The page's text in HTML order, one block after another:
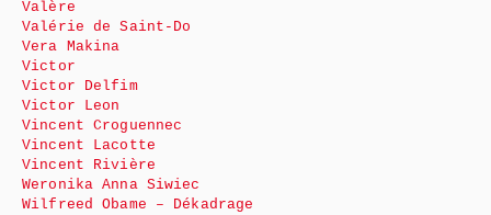
Valère
Valérie de Saint-Do
Vera Makina
Victor
Victor Delfim
Victor Leon
Vincent Croguennec
Vincent Lacotte
Vincent Rivière
Weronika Anna Siwiec
Wilfreed Obame – Dékadrage